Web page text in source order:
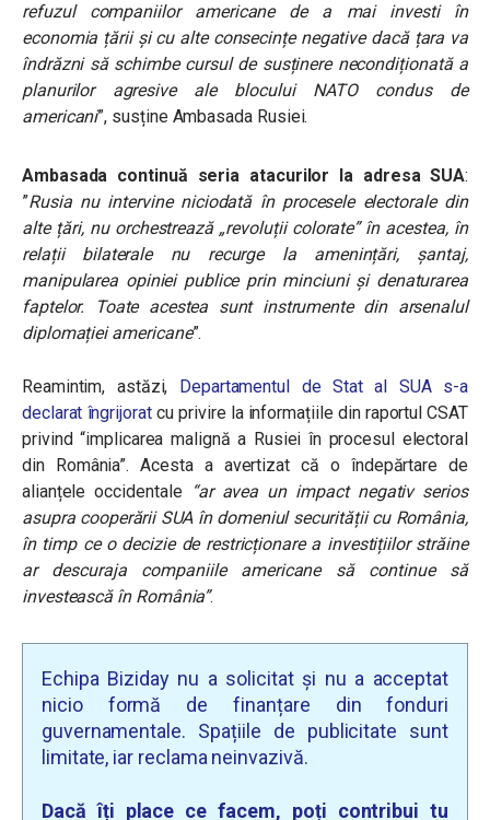
refuzul companiilor americane de a mai investi în
economia țării și cu alte consecințe negative dacă țara va
îndrăzni să schimbe cursul de susținere necondiționată a
planurilor agresive ale blocului NATO condus de
americani”, susține Ambasada Rusiei.
Ambasada continuă seria atacurilor la adresa SUA:
”Rusia nu intervine niciodată în procesele electorale din
alte țări, nu orchestrează „revoluții colorate” în acestea, în
relații bilaterale nu recurge la amenințări, șantaj,
manipularea opiniei publice prin minciuni și denaturarea
faptelor. Toate acestea sunt instrumente din arsenalul
diplomației americane”.
Reamintim, astăzi, Departamentul de Stat al SUA s-a
declarat îngrijoratcu privire la informațiile din raportul CSAT
privind “implicarea malignă a Rusiei în procesul electoral
din România”. Acesta a avertizat că o îndepărtare de
alianțele occidentale “ar avea un impact negativ serios
asupra cooperării SUA în domeniul securității cu România,
în timp ce o decizie de restricționare a investițiilor străine
ar descuraja companiile americane să continue să
investească în România”.
Echipa Biziday nu a solicitat și nu a acceptat
nicio formă de finanțare din fonduri
guvernamentale. Spațiile de publicitate sunt
limitate, iar reclama neinvazivă.
Dacă îți place ce facem, poți contribui tu